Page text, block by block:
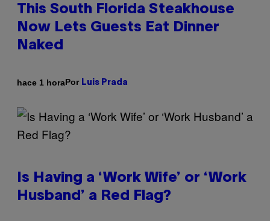
This South Florida Steakhouse
Now Lets Guests Eat Dinner
Naked
hace 1 horaPor Luis Prada
Is Having a ‘Work Wife’ or ‘Work
Husband’ a Red Flag?